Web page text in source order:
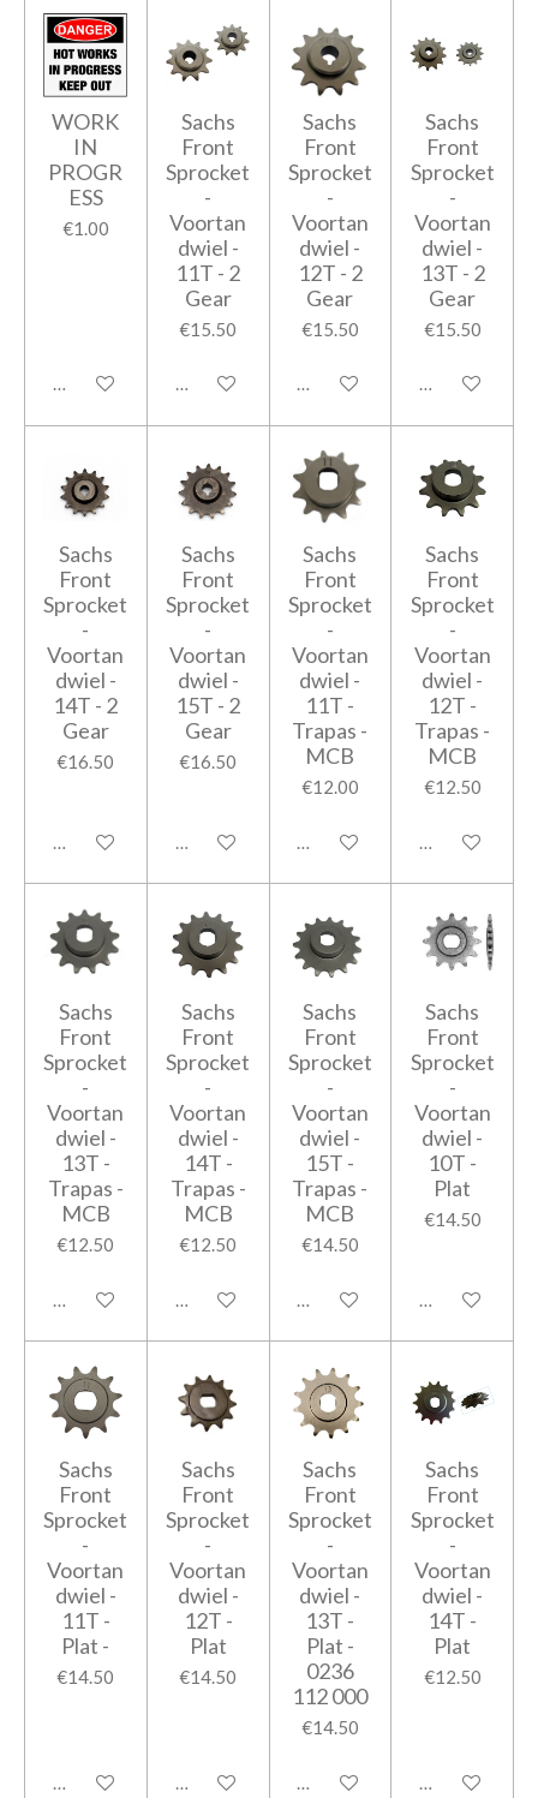
WORK
IN
PROGR
ESS
€1.00
Add to cart
Sachs
Front
Sprocket
-
Voortan
dwiel -
11T - 2
Gear
€15.50
Add to cart
Sachs
Front
Sprocket
-
Voortan
dwiel -
12T - 2
Gear
€15.50
Add to cart
Sachs
Front
Sprocket
-
Voortan
dwiel -
13T - 2
Gear
€15.50
Add to cart
Sachs
Front
Sprocket
-
Voortan
dwiel -
14T - 2
Gear
€16.50
Add to cart
Sachs
Front
Sprocket
-
Voortan
dwiel -
15T - 2
Gear
€16.50
Add to cart
Sachs
Front
Sprocket
-
Voortan
dwiel -
11T -
Trapas -
MCB
€12.00
Add to cart
Sachs
Front
Sprocket
-
Voortan
dwiel -
12T -
Trapas -
MCB
€12.50
Add to cart
Sachs
Front
Sprocket
-
Voortan
dwiel -
13T -
Trapas -
MCB
€12.50
Add to cart
Sachs
Front
Sprocket
-
Voortan
dwiel -
14T -
Trapas -
MCB
€12.50
Add to cart
Sachs
Front
Sprocket
-
Voortan
dwiel -
15T -
Trapas -
MCB
€14.50
Add to cart
Sachs
Front
Sprocket
-
Voortan
dwiel -
10T -
Plat
€14.50
Add to cart
Sachs
Front
Sprocket
-
Voortan
dwiel -
11T -
Plat -
€14.50
Add to cart
Sachs
Front
Sprocket
-
Voortan
dwiel -
12T -
Plat
€14.50
Add to cart
Sachs
Front
Sprocket
-
Voortan
dwiel -
13T -
Plat -
0236
112 000
€14.50
Add to cart
Sachs
Front
Sprocket
-
Voortan
dwiel -
14T -
Plat
€12.50
Add to cart